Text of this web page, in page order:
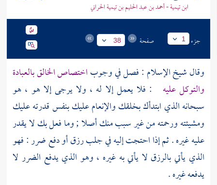
ابن تيمية - أحمد بن عبد الحليم بن تيمية الحراني
جزء 1 صفحة 38
وقال شيخ الإسلام : فصل في وجوباختصاص الخالق بالعبادة
والتوكل عليه
: فلا يعمل إلا له ، ولا يرجى إلا هو ، هو
سبحانه الذي ابتدأك بخلقك والإنعام عليك بنفس قدرته عليك
ومشيئته ورحمته من غير سبب منك أصلا ; وما فعل بك لا يقدر
عليه غيره . ثم إذا احتجت إليه في جلب رزق أو دفع ضرر : فهو
الذي يأتي بالرزق لا يأتي به غيره ، وهو الذي يدفع الضرر لا
يدفعه غيره .